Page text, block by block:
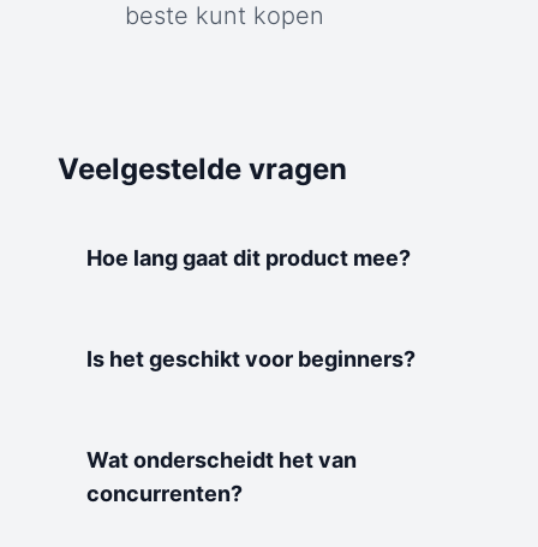
beste kunt kopen
Veelgestelde vragen
Hoe lang gaat dit product mee?
Is het geschikt voor beginners?
Wat onderscheidt het van
concurrenten?